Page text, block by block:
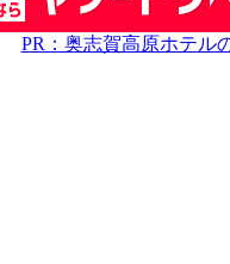
PR：奥志賀高原ホテル